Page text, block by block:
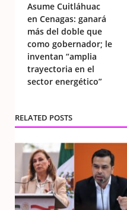
Asume Cuitláhuac
en Cenagas: ganará
más del doble que
como gobernador; le
inventan “amplia
trayectoria en el
sector energético”
RELATED POSTS